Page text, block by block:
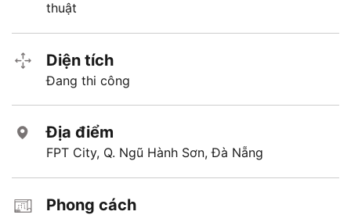
thuật
Diện tích
Đang thi công
Địa điểm
FPT City, Q. Ngũ Hành Sơn, Đà Nẵng
Phong cách